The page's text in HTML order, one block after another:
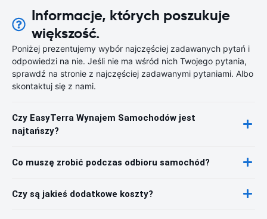
Informacje, których poszukuje
większość.
Poniżej prezentujemy wybór najczęściej zadawanych pytań i
odpowiedzi na nie. Jeśli nie ma wśród nich Twojego pytania,
sprawdź na stronie z najczęściej zadawanymi pytaniami. Albo
skontaktuj się z nami.
Czy EasyTerra Wynajem Samochodów jest
najtańszy?
Co muszę zrobić podczas odbioru samochód?
Czy są jakieś dodatkowe koszty?